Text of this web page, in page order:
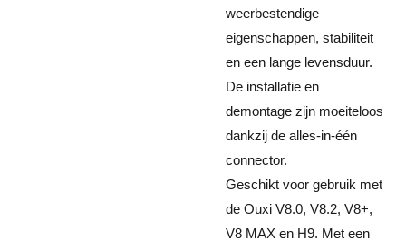
weerbestendige
eigenschappen, stabiliteit
en een lange levensduur.
De installatie en
demontage zijn moeiteloos
dankzij de alles-in-één
connector.
Geschikt voor gebruik met
de Ouxi V8.0, V8.2, V8+,
V8 MAX en H9. Met een